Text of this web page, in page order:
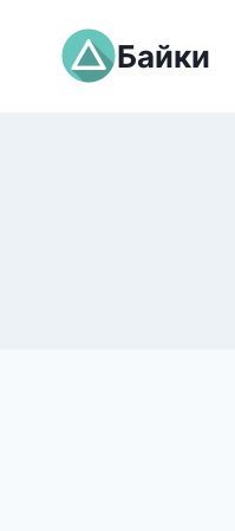
содержимому
Байки